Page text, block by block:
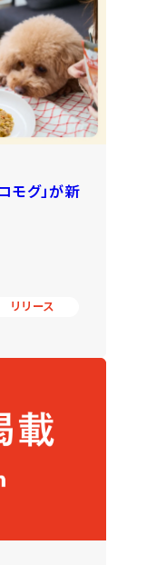
モグ」が新
リリース